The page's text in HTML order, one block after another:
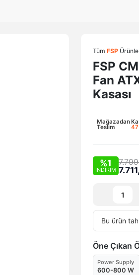
Tüm FSP
FSP
Fan
Kasası
Mağazadan
Teslim
%1
İNDİRİM
Bu ürün
Öne Çıkan
Power Supply
600-800 W